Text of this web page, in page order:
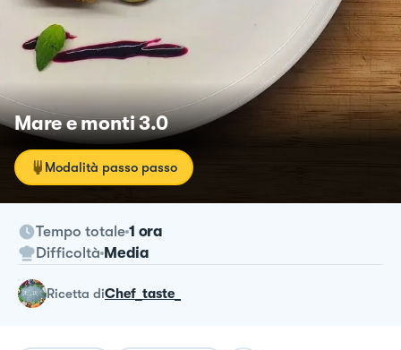
Mare e monti 3.0
Modalità passo passo
Tempo totale 1 ora
Difficoltà Media
ricetta diChef_taste_